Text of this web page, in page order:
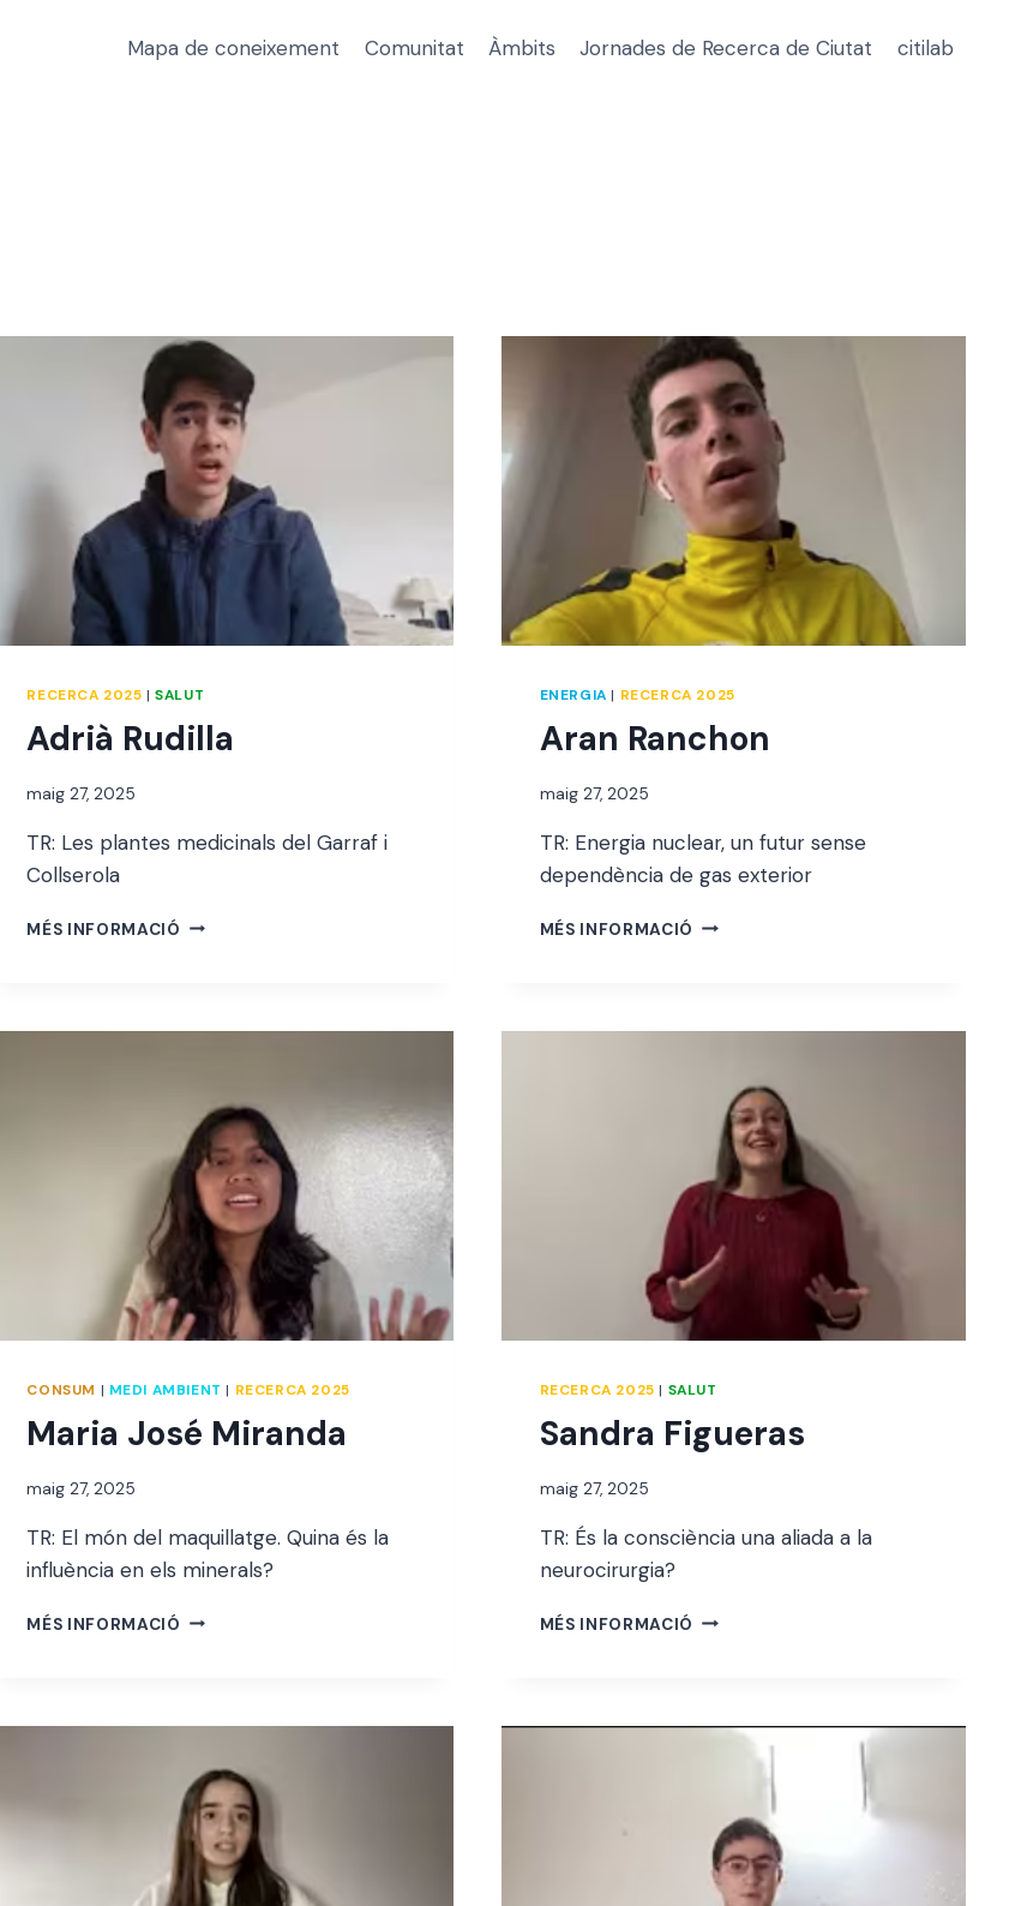
Mapa de coneixement Comunitat Àmbits Jornades de Recerca de Ciutat citilab
RECERCA 2025 |SALUT
Adrià Rudilla
Per
maig 27, 2025
TR: Les plantes medicinals del Garraf i
Collserola
MÉS INFORMACIÓ ADRIÀ
ENERGIA | RECERCA 2025
Aran Ranchon
Per
maig 27, 2025
TR: Energia nuclear, un futur sense
dependència de gas exterior
MÉS INFORMACIÓ ARAN
CONSUM | MEDI AMBIENT | RECERCA 2025
Maria José Miranda
Per
maig 27, 2025
TR: El món del maquillatge. Quina és la
influència en els minerals?
MÉS INFORMACIÓ MARIA
RECERCA 2025 | SALUT
Sandra Figueras
Per
maig 27, 2025
TR: És la consciència una aliada a la
neurocirurgia?
MÉS INFORMACIÓ SANDRA